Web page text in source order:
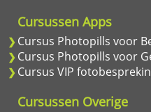
Cursussen Apps
Cursus Photopills voor
Cursus Photopills voor
Cursus VIP
Cursussen Overige